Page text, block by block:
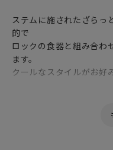
ステムに施されたざらっ
的で
ロックの食器と組み合わ
ます。
クールなスタイルがお好
デイリーでいただく軽め